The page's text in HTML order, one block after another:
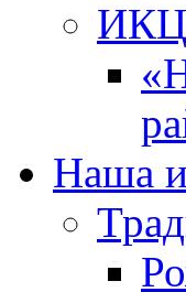
ИКЦ
Наша